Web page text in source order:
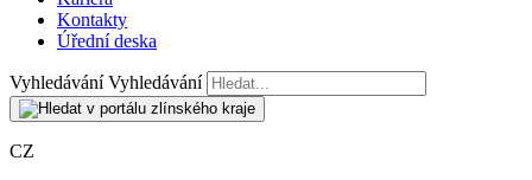
Kontakty
Úřední deska
Vyhledávání Vyhledávání
CZ